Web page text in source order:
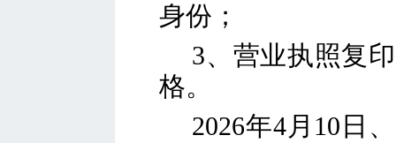
身份；
3、营业执照复
2026年4月10日 、